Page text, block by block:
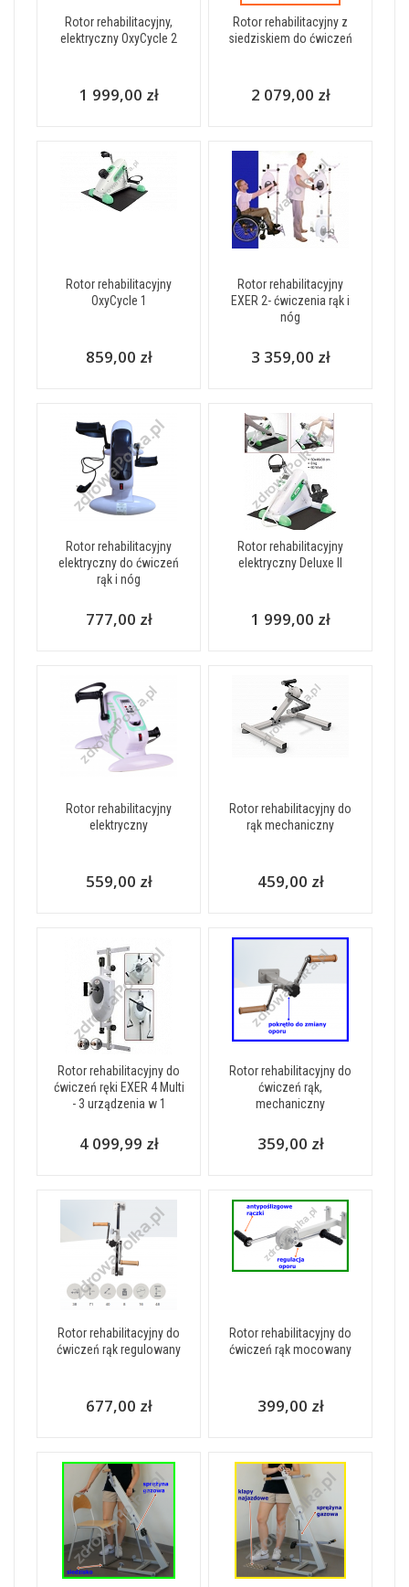
Rotor rehabilitacyjny,
elektryczny OxyCycle 2
1 999,00 zł
Rotor rehabilitacyjny z
siedziskiem do ćwiczeń
2 079,00 zł
Rotor rehabilitacyjny
OxyCycle 1
859,00 zł
Rotor rehabilitacyjny
EXER 2- ćwiczenia rąk i
nóg
3 359,00 zł
Rotor rehabilitacyjny
elektryczny do ćwiczeń
rąk i nóg
777,00 zł
Rotor rehabilitacyjny
elektryczny Deluxe II
1 999,00 zł
Rotor rehabilitacyjny
elektryczny
559,00 zł
Rotor rehabilitacyjny do
rąk mechaniczny
459,00 zł
Rotor rehabilitacyjny do
ćwiczeń ręki EXER 4 Multi
- 3 urządzenia w 1
4 099,99 zł
Rotor rehabilitacyjny do
ćwiczeń rąk,
mechaniczny
359,00 zł
Rotor rehabilitacyjny do
ćwiczeń rąk regulowany
677,00 zł
Rotor rehabilitacyjny do
ćwiczeń rąk mocowany
399,00 zł